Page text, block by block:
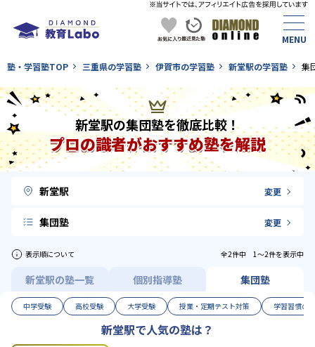
塾・学習塾TOP 三重県の学習塾 伊賀市の学習塾 新堂駅の学習塾 集
新堂駅の集団塾を徹底比較！
プロの識者がおすすめ塾を解説
新堂駅 変更
集団塾 変更
表示順について 全2件中 1〜2件を表示中
新堂駅の塾一覧 個別指導塾 集団塾
中学受験 高校受験 大学受験 授業・定期テスト対策 学習習慣の
新堂駅で人気の塾は？